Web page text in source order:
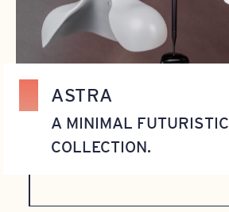
ASTRA
A MINIMAL FUTURISTIC
COLLECTION.